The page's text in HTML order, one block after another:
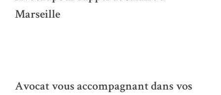
Marseille
Avocat vous accompagnant dans vos